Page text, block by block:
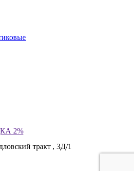
2%
тракт , 3Д/1